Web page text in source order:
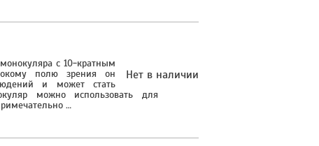
Нет в наличии
с 10-кратным
полю зрения он
и может стать
можно использовать для
…